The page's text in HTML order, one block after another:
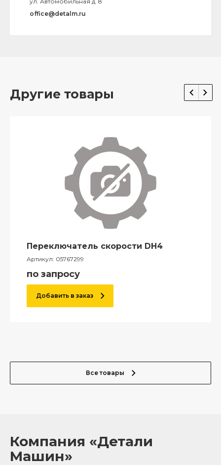
office@detalm.ru
Другие товары
Переключатель скорости DH4
Артикул: 05767299
по запросу
Добавить в заказ
Все товары
Компания «Детали
Машин»